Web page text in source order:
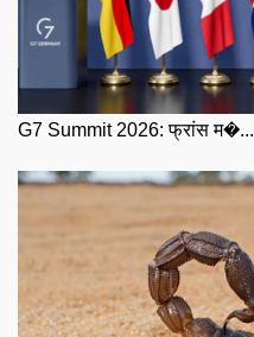
G7 Summit 2026: फ्रांस म�...